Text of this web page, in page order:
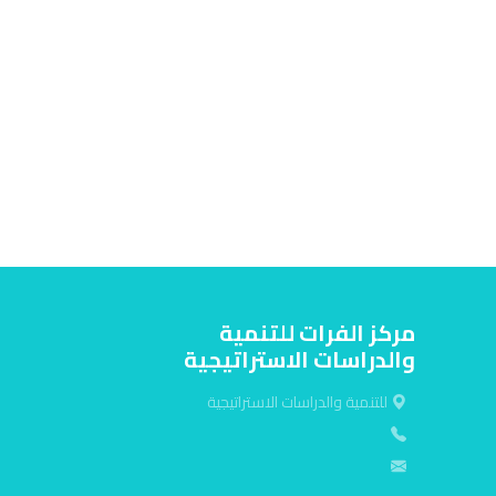
مركز الفرات للتنمية
والدراسات الاستراتيجية
للتنمية والدراسات الاستراتيجية